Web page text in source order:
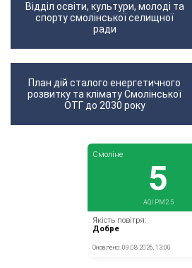
Відділ освіти, культури, молоді та
спорту смолінської селищної
ради
План дій сталого енергетичного
розвитку та клімату Смолінської
ОТГ до 2030 року